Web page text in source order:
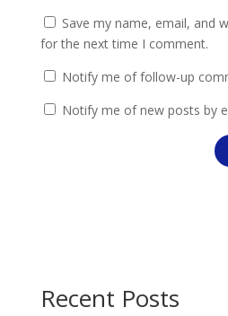
Save my name, email, and
for the next time I comment.
Notify me of follow-up
Notify me of new posts by
Recent Posts